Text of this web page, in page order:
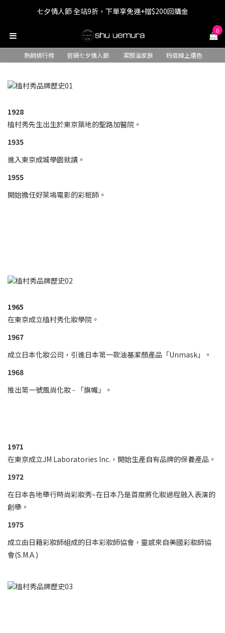
七夕情人節 全站9折，下單享免運+贈$200回購金
七夕情人節 全站9折，下單享免運+贈$200回購金
LINE最高回饋8%，滿$1,500限量贈抹茶潔顏油15ml
七夕情人節 全站9折，下單享免運+贈$200回購金
0
熱銷排行榜 官網七夕情人節 潔顏油家族 粉底線上選色
1928
植村秀先生出生於東京築地的聖路加醫院。
1935
進入東京成城學園就讀。
1955
開始擔任好萊塢電影的彩粧師。
1965
在東京成立植村秀化妝學院。
1967
成立日本化妝公司，引進日本第一款油基潔顏產品「Unmask」。
1968
推出第一號風尚化妝 - 「旗幟」。
1971
在東京成立JM Laboratories Inc.，開始生產自有品牌的保養產品。
1972
在日本各地舉行時尚彩妝秀–在日本乃是首度將化妝過程融入表演的
創舉。
1975
成立由日籍彩妝師組成的日本彩妝師協會，靈感來自美國彩妝師協
會(S.M.A.)